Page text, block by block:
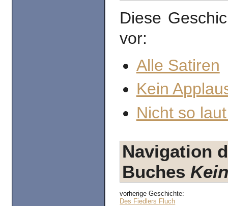
Diese
vor:
Alle Satiren
Kein
Nicht so
Navigation
Buches
vorherige Geschichte:
Des Fiedlers Fluch